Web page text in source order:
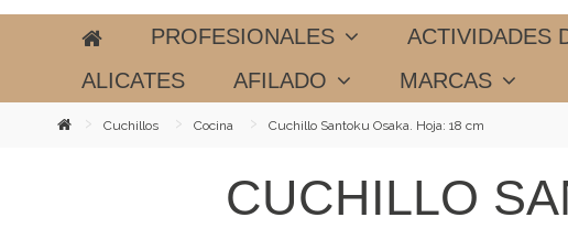
PROFESIONALES ACTIVIDADES
ALICATES
AFILADO MARCAS
Cuchillos Cocina Cuchillo Santoku Osaka. Hoja: 18 cm
CUCHILLO